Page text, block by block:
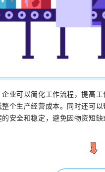
业可以简化工作流程，提高
个生产经营成本。同时还可
安全和稳定，避免因物资短缺